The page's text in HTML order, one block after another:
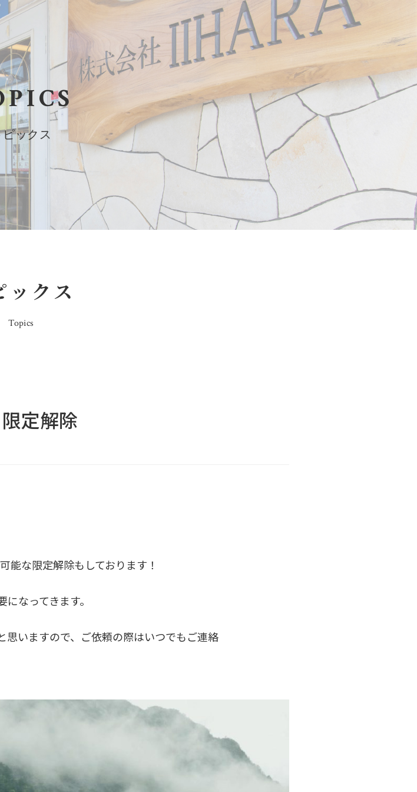
ピックス
ックス
Topics
定解除
能な限定解除もしております！
なってきます。
いますので、ご依頼の際はいつでもご連絡